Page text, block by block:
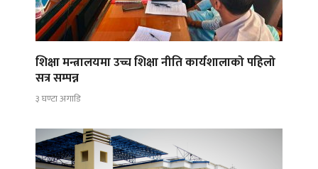
शिक्षा मन्त्रालयमा उच्च शिक्षा नीति कार्यशालाको पहिलो
सत्र सम्पन्न
३ घण्टा अगाडि